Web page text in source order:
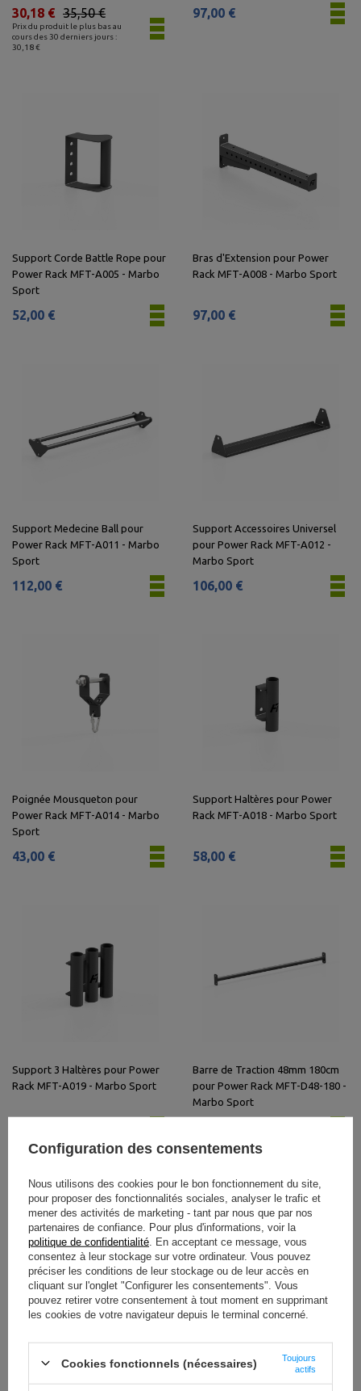
Prix du produit le plus bas au
cours des 30 derniers jours :
30,18 €
35,50 €
30,18 € 97,00 €
Support Corde Battle Rope pour
Power Rack MFT-A005 - Marbo
Sport
52,00 €
Bras d'Extension pour Power
Rack MFT-A008 - Marbo Sport
97,00 €
Support Medecine Ball pour
Power Rack MFT-A011 - Marbo
Sport
112,00 €
Support Accessoires Universel
pour Power Rack MFT-A012 -
Marbo Sport
106,00 €
Poignée Mousqueton pour
Power Rack MFT-A014 - Marbo
Sport
43,00 €
Support Haltères pour Power
Rack MFT-A018 - Marbo Sport
58,00 €
Support 3 Haltères pour Power
Rack MFT-A019 - Marbo Sport
Barre de Traction 48mm 180cm
pour Power Rack MFT-D48-180 -
Marbo Sport
Colonne d'Extension 100cm pour
Poutre de Connexion avec Trous
60cm pour Power Rack MFT-B60
- Marbo Sport
Configuration des consentements
Nous utilisons des cookies pour le bon fonctionnement du site,
pour proposer des fonctionnalités sociales, analyser le trafic et
mener des activités de marketing - tant par nous que par nos
partenaires de confiance. Pour plus d'informations, voir la
politique de confidentialité . En acceptant ce message, vous
consentez à leur stockage sur votre ordinateur. Vous pouvez
préciser les conditions de leur stockage ou de leur accès en
cliquant sur l'onglet "Configurer les consentements". Vous
pouvez retirer votre consentement à tout moment en supprimant
les cookies de votre navigateur depuis le terminal concerné.
Cookies fonctionnels (nécessaires)
Toujours
actifs